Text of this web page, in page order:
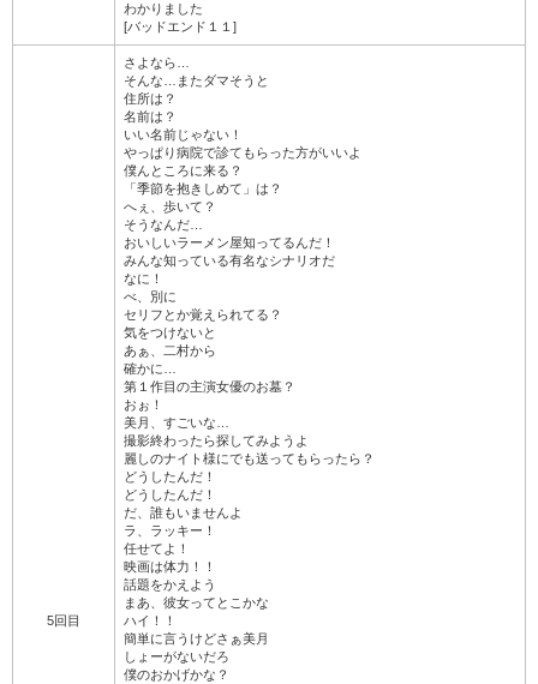
わかりました
[バッドエンド１１]
5回目
さよなら…
そんな…またダマそうと
住所は？
名前は？
いい名前じゃない！
やっぱり病院で診てもらった方がいいよ
僕んところに来る？
「季節を抱きしめて」は？
へぇ、歩いて？
そうなんだ…
おいしいラーメン屋知ってるんだ！
みんな知っている有名なシナリオだ
なに！
べ、別に
セリフとか覚えられてる？
気をつけないと
あぁ、二村から
確かに…
第１作目の主演女優のお墓？
おぉ！
美月、すごいな…
撮影終わったら探してみようよ
麗しのナイト様にでも送ってもらったら？
どうしたんだ！
どうしたんだ！
だ、誰もいませんよ
ラ、ラッキー！
任せてよ！
映画は体力！！
話題をかえよう
まあ、彼女ってとこかな
ハイ！！
簡単に言うけどさぁ美月
しょーがないだろ
僕のおかげかな？